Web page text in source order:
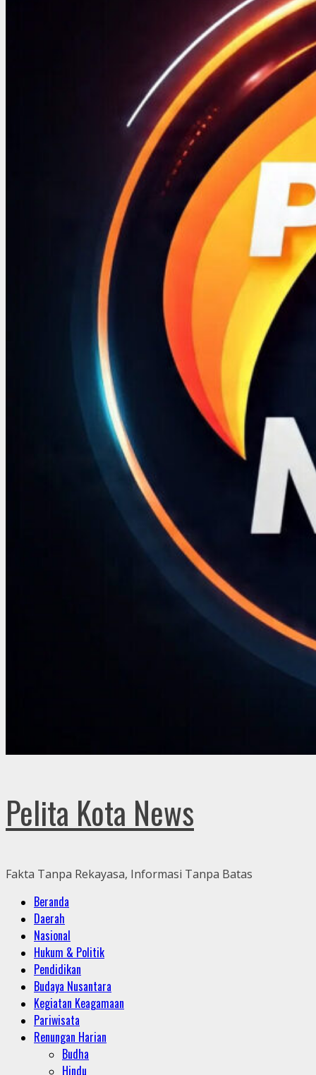
Pelita Kota News
Fakta Tanpa Rekayasa, Informasi Tanpa Batas
Primary
Menu
Beranda
Daerah
Nasional
Hukum & Politik
Pendidikan
Budaya Nusantara
Kegiatan Keagamaan
Pariwisata
Renungan Harian
Budha
Hindu